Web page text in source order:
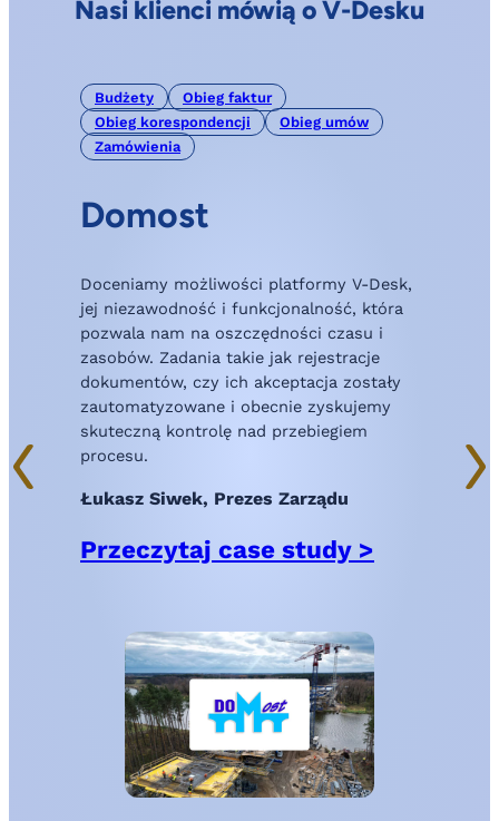
Nasi klienci mówią o V-Desku
Budżety
Obieg faktur
Obieg korespondencji
Obieg umów
Zamówienia
Domost
Doceniamy możliwości platformy V-Desk,
jej niezawodność i funkcjonalność, która
pozwala nam na oszczędności czasu i
zasobów. Zadania takie jak rejestracje
dokumentów, czy ich akceptacja zostały
zautomatyzowane i obecnie zyskujemy
skuteczną kontrolę nad przebiegiem
procesu.
Łukasz Siwek, Prezes Zarządu
Przeczytaj case study >